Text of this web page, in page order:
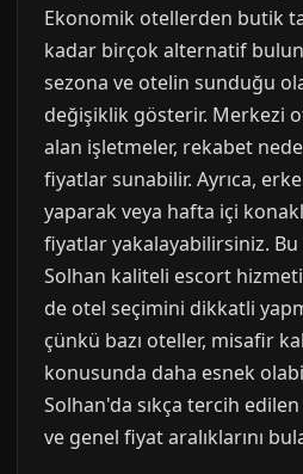
Ekonomik otellerden butik
kadar birçok alternatif
sezona ve otelin sunduğu
değişiklik gösterir. Merkezi
alan işletmeler, rekabet
fiyatlar sunabilir. Ayrıca,
yaparak veya hafta içi
fiyatlar yakalayabilirsiniz.
Solhan kaliteli escort
de otel seçimini dikkatli
çünkü bazı oteller, misafir
konusunda daha esnek
Solhan'da sıkça tercih
ve genel fiyat aralıklarını